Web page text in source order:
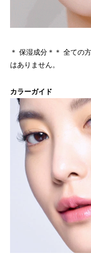
＊ 保湿成分＊＊ 全ての
はありません。
カラーガイド